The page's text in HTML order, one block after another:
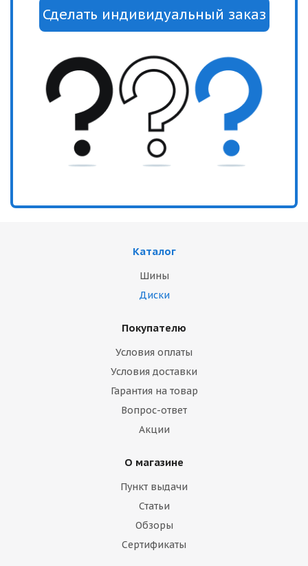
Каталог
Шины
Диски
Покупателю
Условия оплаты
Условия доставки
Гарантия на товар
Вопрос-ответ
Акции
О магазине
Пункт выдачи
Статьи
Обзоры
Сертификаты